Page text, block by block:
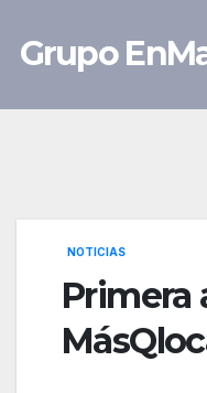
Grupo
NOTICIAS
Primera